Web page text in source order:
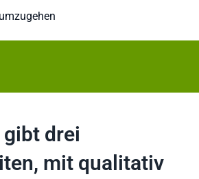
gibt drei
mit qualitativ